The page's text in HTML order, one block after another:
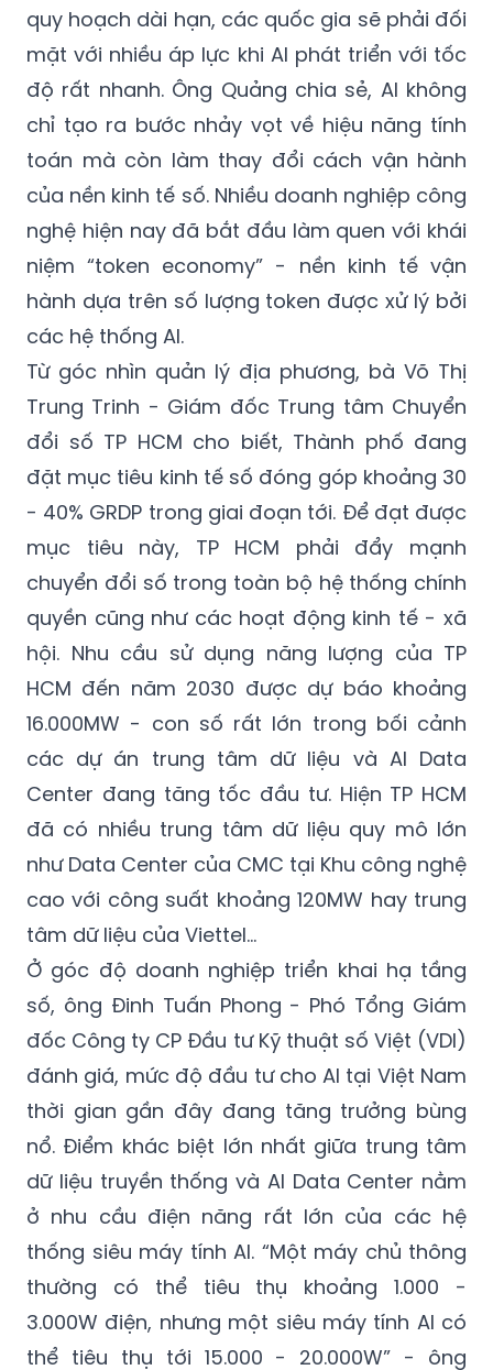
quy hoạch dài hạn, các quốc gia sẽ phải đối
mặt với nhiều áp lực khi AI phát triển với tốc
độ rất nhanh. Ông Quảng chia sẻ, AI không
chỉ tạo ra bước nhảy vọt về hiệu năng tính
toán mà còn làm thay đổi cách vận hành
của nền kinh tế số. Nhiều doanh nghiệp công
nghệ hiện nay đã bắt đầu làm quen với khái
niệm “token economy” - nền kinh tế vận
hành dựa trên số lượng token được xử lý bởi
các hệ thống AI.
Từ góc nhìn quản lý địa phương, bà Võ Thị
Trung Trinh - Giám đốc Trung tâm Chuyển
đổi số TP HCM cho biết, Thành phố đang
đặt mục tiêu kinh tế số đóng góp khoảng 30
- 40% GRDP trong giai đoạn tới. Để đạt được
mục tiêu này, TP HCM phải đẩy mạnh
chuyển đổi số trong toàn bộ hệ thống chính
quyền cũng như các hoạt động kinh tế - xã
hội. Nhu cầu sử dụng năng lượng của TP
HCM đến năm 2030 được dự báo khoảng
16.000MW - con số rất lớn trong bối cảnh
các dự án trung tâm dữ liệu và AI Data
Center đang tăng tốc đầu tư. Hiện TP HCM
đã có nhiều trung tâm dữ liệu quy mô lớn
như Data Center của CMC tại Khu công nghệ
cao với công suất khoảng 120MW hay trung
tâm dữ liệu của Viettel…
Ở góc độ doanh nghiệp triển khai hạ tầng
số, ông Đinh Tuấn Phong - Phó Tổng Giám
đốc Công ty CP Đầu tư Kỹ thuật số Việt (VDI)
đánh giá, mức độ đầu tư cho AI tại Việt Nam
thời gian gần đây đang tăng trưởng bùng
nổ. Điểm khác biệt lớn nhất giữa trung tâm
dữ liệu truyền thống và AI Data Center nằm
ở nhu cầu điện năng rất lớn của các hệ
thống siêu máy tính AI. “Một máy chủ thông
thường có thể tiêu thụ khoảng 1.000 -
3.000W điện, nhưng một siêu máy tính AI có
thể tiêu thụ tới 15.000 - 20.000W” - ông